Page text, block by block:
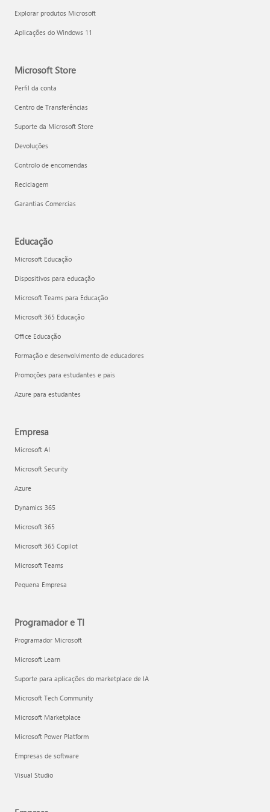
Explorar produtos Microsoft
Aplicações do Windows 11
Microsoft Store
Perfil da conta
Centro de Transferências
Suporte da Microsoft Store
Devoluções
Controlo de encomendas
Reciclagem
Garantias Comercias
Educação
Microsoft Educação
Dispositivos para educação
Microsoft Teams para Educação
Microsoft 365 Educação
Office Educação
Formação e desenvolvimento de educadores
Promoções para estudantes e pais
Azure para estudantes
Empresa
Microsoft AI
Microsoft Security
Azure
Dynamics 365
Microsoft 365
Microsoft 365 Copilot
Microsoft Teams
Pequena Empresa
Programador e TI
Programador Microsoft
Microsoft Learn
Suporte para aplicações do marketplace de IA
Microsoft Tech Community
Microsoft Marketplace
Microsoft Power Platform
Empresas de software
Visual Studio